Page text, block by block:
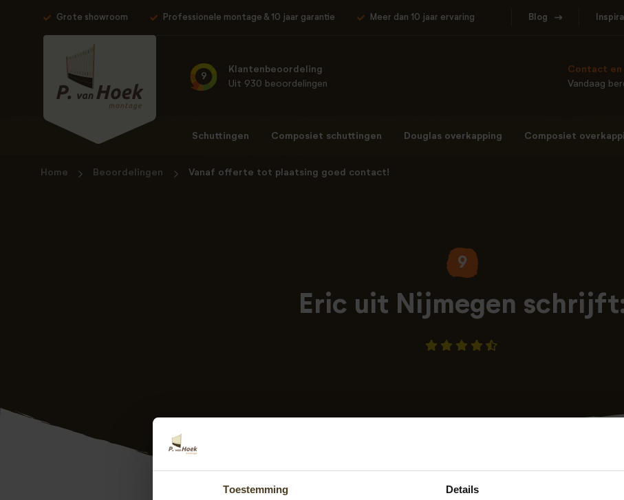
Toestemming Details
Grote showroom Professionele montage & 10 jaar garantie Meer dan 10 jaar ervaring Blog
9
Klantenbeoordeling
Uit 930 beoordelingen
Contact en
Vandaag
Schuttingen Composiet schuttingen Douglas overkapping Composiet
Home Beoordelingen Vanaf offerte tot plaatsing goed contact!
9
Eric uit Nijmegen